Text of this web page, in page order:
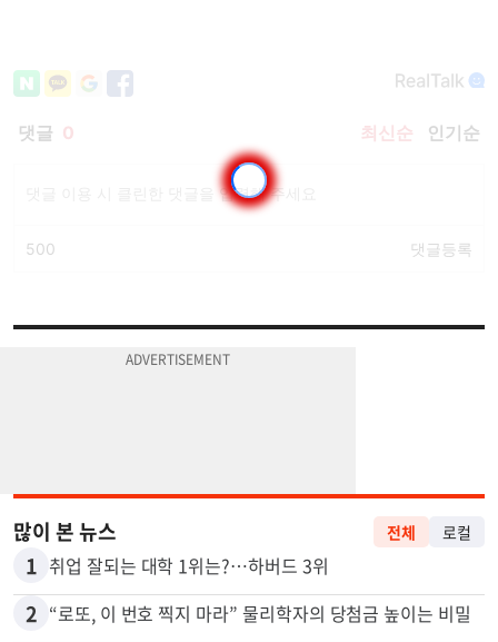
많이 본 뉴스 전체 로컬
1 취업 잘되는 대학 1위는?…하버드 3위
2 “로또, 이 번호 찍지 마라” 물리학자의 당첨금 높이는 비밀